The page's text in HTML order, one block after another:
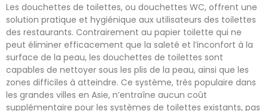
Les douchettes de toilettes, ou douchettes WC, offrent une
solution pratique et hygiénique aux utilisateurs des toilettes
des restaurants. Contrairement au papier toilette qui ne
peut éliminer efficacement que la saleté et l’inconfort à la
surface de la peau, les douchettes de toilettes sont
capables de nettoyer sous les plis de la peau, ainsi que les
zones difficiles à atteindre. Ce système, très populaire dans
les grandes villes en Asie, n’entraîne aucun coût
supplémentaire pour les systèmes de toilettes existants, pas